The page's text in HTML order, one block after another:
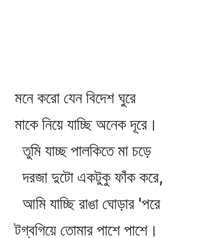
মনে করো যেন বিদেশ ঘুরে
মাকে নিয়ে যাচ্ছি অনেক দূরে।
তুমি যাচ্ছ পালকিতে মা চড়ে
দরজা দুটো একটুকু ফাঁক করে,
আমি যাচ্ছি রাঙা ঘোড়ার 'পরে
টগ্‌বগিয়ে তোমার পাশে পাশে।